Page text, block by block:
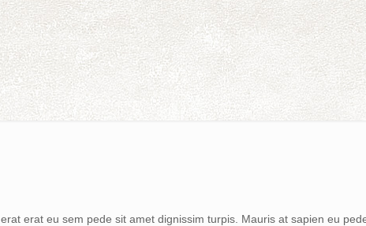
erat eu sem pede sit amet dignissim turpis. Mauris at sapien eu